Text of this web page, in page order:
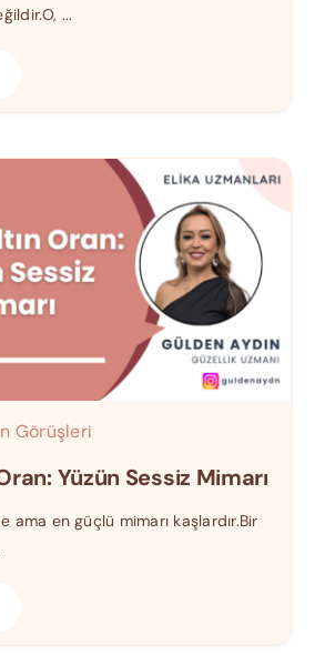
...
Görüşleri
Yüzün Sessiz Mimarı
ama en güçlü mimarı kaşlardır.Bir